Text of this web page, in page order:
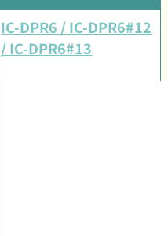
IC-DPR6 / IC-DPR6#12
/ IC-DPR6#13